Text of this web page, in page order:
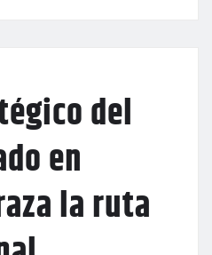
del
en
la ruta